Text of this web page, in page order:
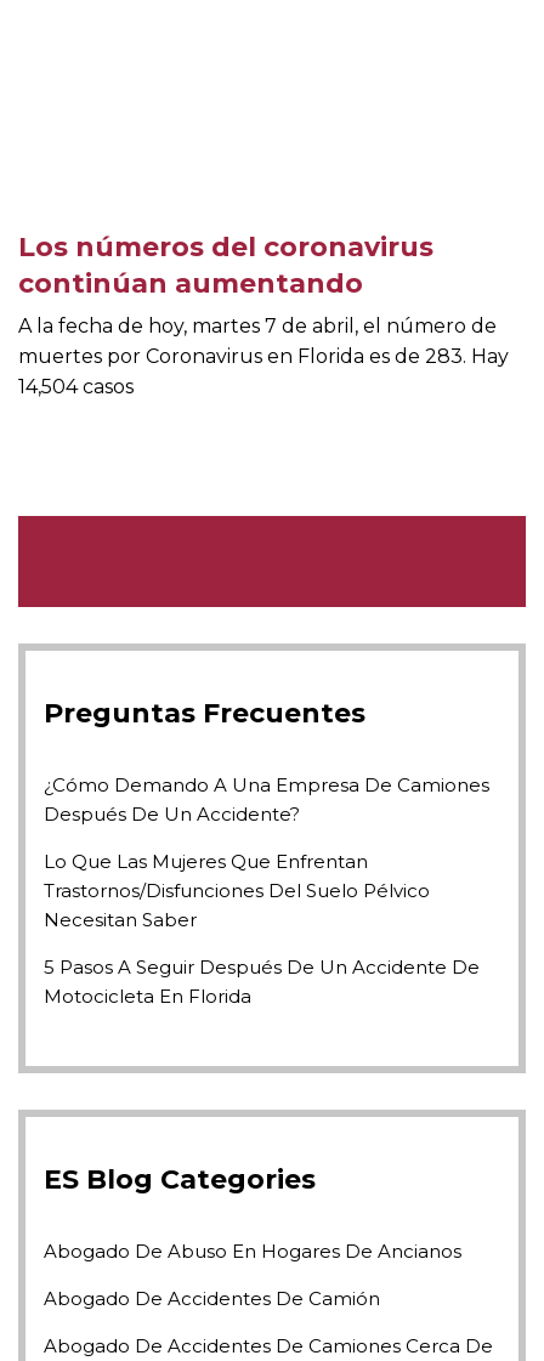
Los números del coronavirus
continúan aumentando
A la fecha de hoy, martes 7 de abril, el número de
muertes por Coronavirus en Florida es de 283. Hay
14,504 casos
Preguntas Frecuentes
¿Cómo Demando A Una Empresa De Camiones
Después De Un Accidente?
Lo Que Las Mujeres Que Enfrentan
Trastornos/disfunciones Del Suelo Pélvico
Necesitan Saber
5 Pasos A Seguir Después De Un Accidente De
Motocicleta En Florida
ES Blog Categories
Abogado De Abuso En Hogares De Ancianos
Abogado De Accidentes De Camión
Abogado De Accidentes De Camiones Cerca De